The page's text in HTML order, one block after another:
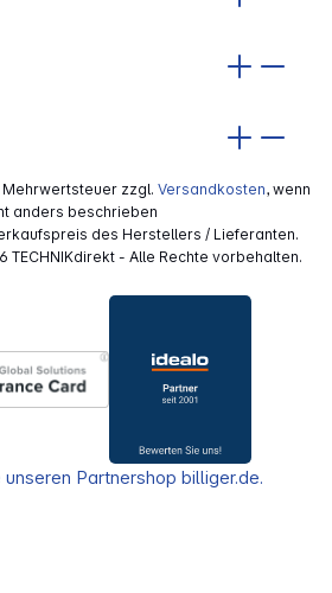
zzgl. Versandkosten, wenn
anders beschrieben
des Herstellers / Lieferanten.
TECHNIKdirekt - Alle Rechte vorbehalten.